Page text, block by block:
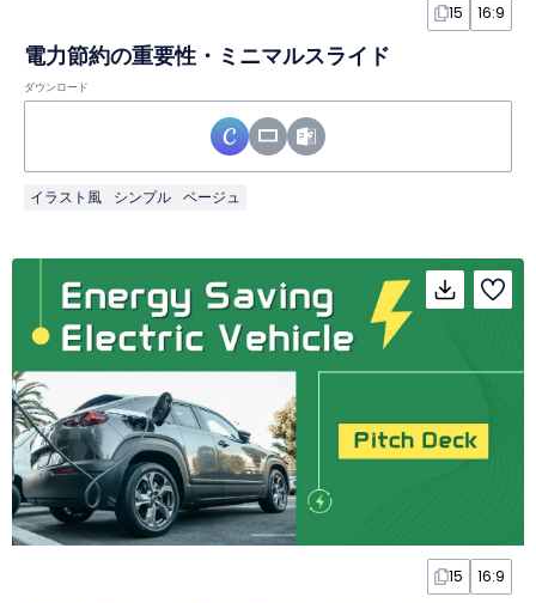
15 16:9
電力節約の重要性・ミニマルスライド
ダウンロード
イラスト風 シンプル ベージュ
15 16:9